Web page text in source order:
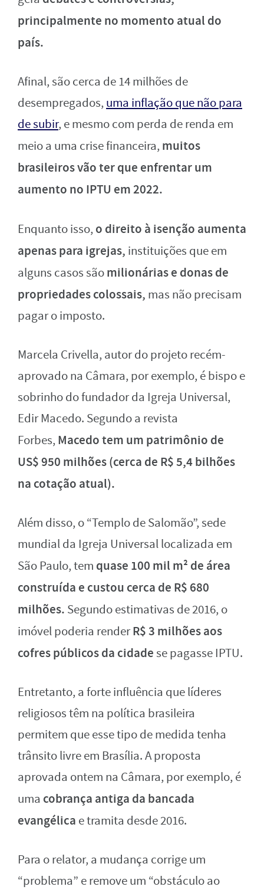
principalmente no momento atual do
país.
Afinal, são cerca de 14 milhões de
desempregados, uma inflação que não para
de subir, e mesmo com perda de renda em
meio a uma crise financeira, muitos
brasileiros vão ter que enfrentar um
aumento no IPTU em 2022.
Enquanto isso, o direito à isenção aumenta
apenas para igrejas, instituições que em
alguns casos sãomilionárias e donas de
propriedades colossais, mas não precisam
pagar o imposto.
Marcela Crivella, autor do projeto recém-
aprovado na Câmara, por exemplo, é bispo e
sobrinho do fundador da Igreja Universal,
Edir Macedo. Segundo a revista
Forbes, Macedo tem um patrimônio de
US$ 950 milhões (cerca de R$ 5,4 bilhões
na cotação atual).
Além disso, o “Templo de Salomão”, sede
mundial da Igreja Universal localizada em
São Paulo, tem quase 100 mil m² de área
construída e custou cerca de R$ 680
milhões. Segundo estimativas de 2016, o
imóvel poderia renderR$ 3 milhões aos
cofres públicos da cidadese pagasse IPTU.
Entretanto, a forte influência que líderes
religiosos têm na política brasileira
permitem que esse tipo de medida tenha
trânsito livre em Brasília. A proposta
aprovada ontem na Câmara, por exemplo, é
uma cobrança antiga da bancada
evangélica e tramita desde 2016.
Para o relator, a mudança corrige um
“problema” e remove um “obstáculo ao